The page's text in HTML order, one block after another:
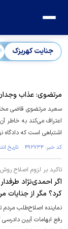
جنایت کهریزک
مرتضوی: عذاب وجدان
سعید مرتضوی قاضی
اعتراف می‌کند به خاطر
اشتباهی است که دادگاه
کد خبر: ۴۹۲۷۳۴ تاریخ انتشار : ۱۳۹۶/۰۹/۱۰
تاکید بر لزوم اصلاح
اگر احمدی‌نژاد
کرد؟ مگر از جنایات
نماینده اصلاح‌طلب
رفع ابهامات آیین